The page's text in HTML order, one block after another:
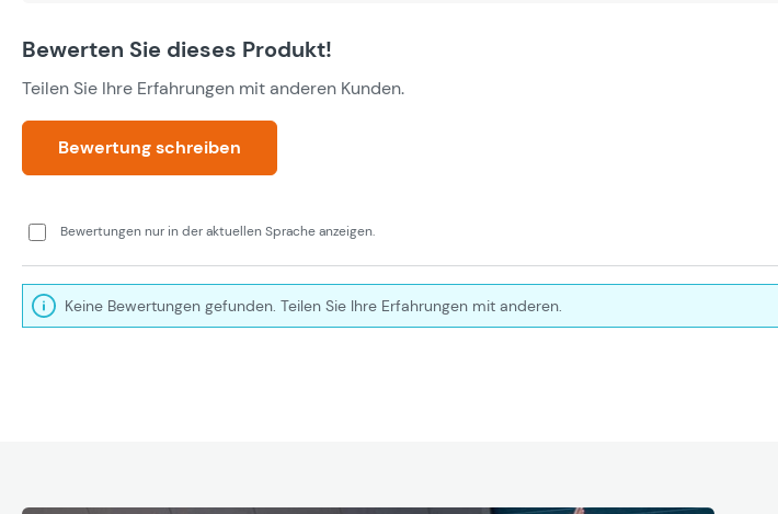
Bewerten Sie dieses Produkt!
Teilen Sie Ihre Erfahrungen mit anderen Kunden.
Bewertung schreiben
Bewertungen nur in der aktuellen Sprache anzeigen.
Keine Bewertungen gefunden. Teilen Sie Ihre Erfahrungen mit anderen.